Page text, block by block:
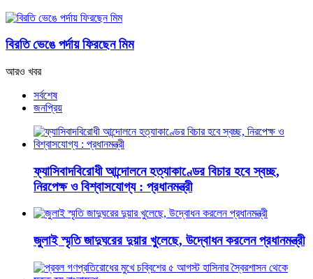
বিরতি ভেঙে পর্দায় ফিরছেন মিম
আরও খবর
সর্বশেষ
জনপ্রিয়
ফ্যাসিবাদবিরোধী আন্দোলনে হত্যাকাণ্ডের বিচার হবে স্বচ্ছ,
নিরপেক্ষ ও বিশ্বাসযোগ্য : প্রধানমন্ত্রী
জুলাই স্মৃতি জাদুঘরের দুয়ার খুলেছে, উদ্বোধন করলেন প্রধানমন্ত্রী